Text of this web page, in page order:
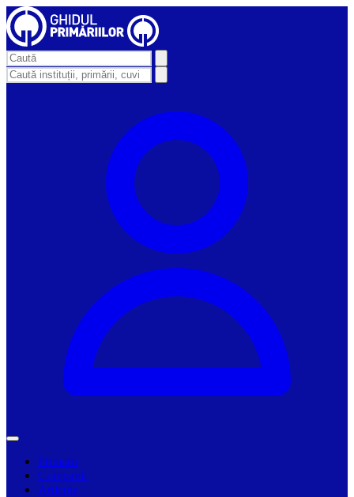
Primarii
Companii
Articole